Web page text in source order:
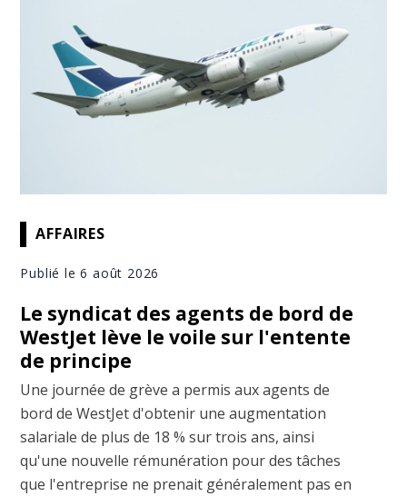
AFFAIRES
Publié le 6 août 2026
Le syndicat des agents de bord de
WestJet lève le voile sur l'entente
de principe
Une journée de grève a permis aux agents de
bord de WestJet d'obtenir une augmentation
salariale de plus de 18 % sur trois ans, ainsi
qu'une nouvelle rémunération pour des tâches
que l'entreprise ne prenait généralement pas en